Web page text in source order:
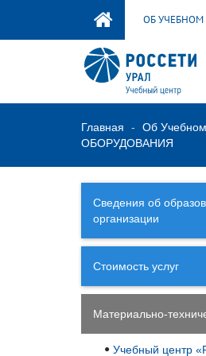
ОБ УЧЕБНОМ
Главная Об
ОБОРУДОВАНИЯ
Сведения об
организации
Стоимость услуг
Материально-
Учебный центр